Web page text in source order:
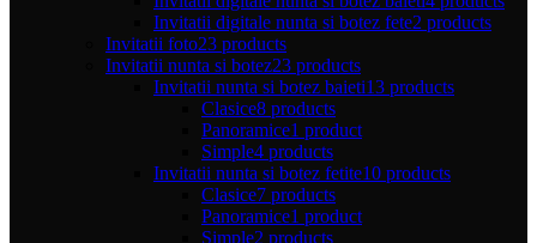
Invitatii digitale nunta si botez fete2 products
Invitatii foto23 products
Invitatii nunta si botez23 products
Invitatii nunta si botez baieti13 products
Clasice8 products
Panoramice1 product
Simple4 products
Invitatii nunta si botez fetite10 products
Clasice7 products
Panoramice1 product
Simple2 products